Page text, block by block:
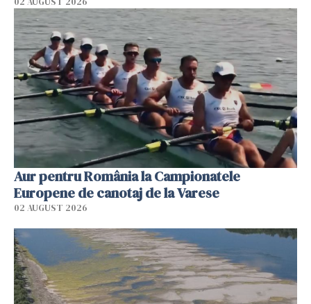
Aur pentru România la Campionatele
Europene de canotaj de la Varese
02 AUGUST 2026